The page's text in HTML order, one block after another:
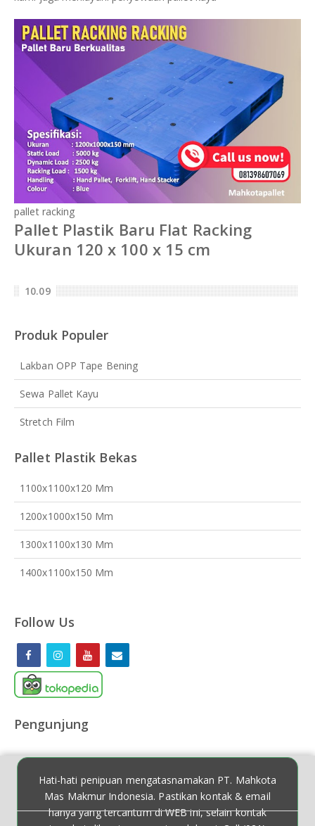
pallet racking
Pallet Plastik Baru Flat Racking
Ukuran 120 x 100 x 15 cm
10.09
Produk Populer
Lakban OPP Tape Bening
Sewa Pallet Kayu
Stretch Film
Pallet Plastik Bekas
1100x1100x120 Mm
1200x1000x150 Mm
1300x1100x130 Mm
1400x1100x150 Mm
Hati-hati penipuan mengatasnamakan PT. Mahkota
Mas Makmur Indonesia. Pastikan kontak & email
hanya yang tercantum di WEB ini, selain kontak
Follow Us
Pengunjung